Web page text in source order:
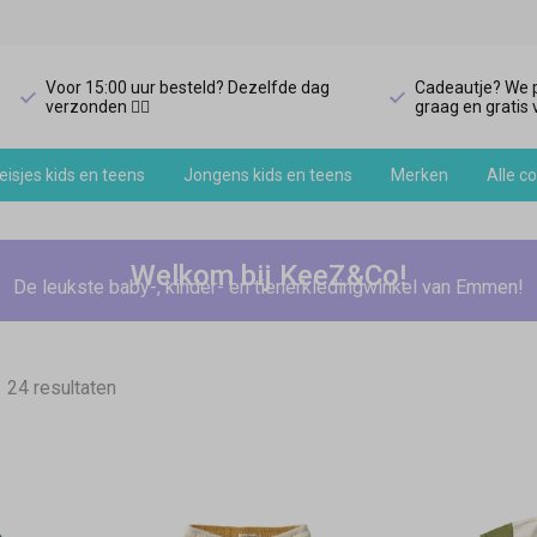
Voor 15:00 uur besteld? Dezelfde dag
verzonden 🏃‍♀️
Cadeautje? We
graag en gratis
kids en teens Jongens kids en teens Merken Alle
Welkom bij KeeZ&Co!
De leukste baby-, kinder- en tienerkledingwinkel van Emmen!
24 resultaten